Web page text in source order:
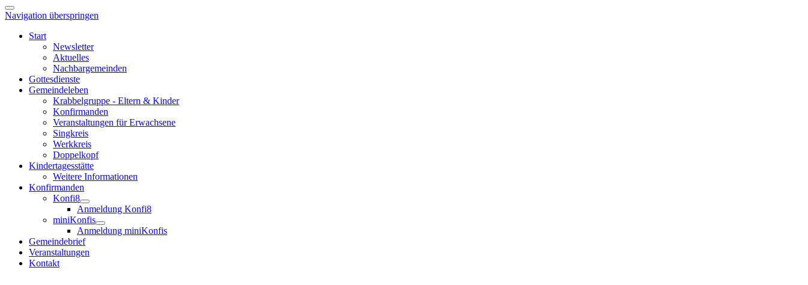
Navigation überspringen
Start
Newsletter
Aktuelles
Nachbargemeinden
Gottesdienste
Gemeindeleben
Krabbelgruppe - Eltern & Kinder
Konfirmanden
Veranstaltungen für Erwachsene
Singkreis
Werkkreis
Doppelkopf
Kindertagesstätte
Weitere Informationen
Konfirmanden
Konfi8
Anmeldung Konfi8
miniKonfis
Anmeldung miniKonfis
Gemeindebrief
Veranstaltungen
Kontakt